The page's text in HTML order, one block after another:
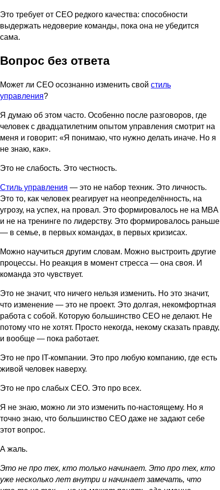
Это требует от CEO редкого качества: способности
выдержать недоверие команды, пока она не убедится
сама.
Вопрос без ответа
Может ли CEO осознанно изменить свой стиль
управления?
Я думаю об этом часто. Особенно после разговоров, где
человек с двадцатилетним опытом управления смотрит на
меня и говорит: «Я понимаю, что нужно делать иначе. Но я
не знаю, как».
Это не слабость. Это честность.
Стиль управления — это не набор техник. Это личность.
Это то, как человек реагирует на неопределённость, на
угрозу, на успех, на провал. Это формировалось не на MBA
и не на тренинге по лидерству. Это формировалось раньше
— в семье, в первых командах, в первых кризисах.
Можно научиться другим словам. Можно выстроить другие
процессы. Но реакция в момент стресса — она своя. И
команда это чувствует.
Это не значит, что ничего нельзя изменить. Но это значит,
что изменение — это не проект. Это долгая, некомфортная
работа с собой. Которую большинство CEO не делают. Не
потому что не хотят. Просто некогда, некому сказать правду,
и вообще — пока работает.
Это не про IT-компании. Это про любую компанию, где есть
живой человек наверху.
Это не про слабых CEO. Это про всех.
Я не знаю, можно ли это изменить по-настоящему. Но я
точно знаю, что большинство CEO даже не задают себе
этот вопрос.
А жаль.
Это не про тех, кто только начинает. Это про тех, кто
уже несколько лет внутри и начинает замечать, что